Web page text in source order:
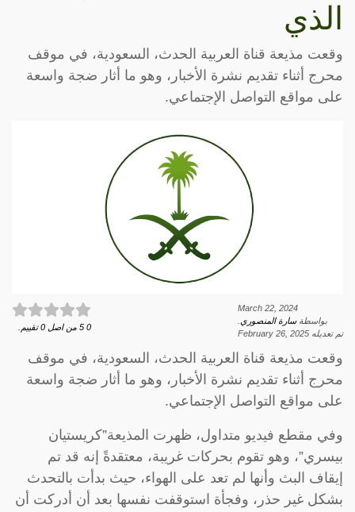
الذي
وقعت مذيعة قناة العربية الحدث، السعودية، في موقف
محرج أثناء تقديم نشرة الأخبار، وهو ما أثار ضجة واسعة
على مواقع التواصل الإجتماعي.
March 22, 2024
بواسطةسارة المنصوري
تم تعديله February 26, 2025
0
5 من اصل 0 تقييم.
وقعت مذيعة قناة العربية الحدث، السعودية، في موقف
محرج أثناء تقديم نشرة الأخبار، وهو ما أثار ضجة واسعة
على مواقع التواصل الإجتماعي.
وفي مقطع فيديو متداول، ظهرت المذيعة”كريستيان
بيسري”، وهو تقوم بحركات غريبة، معتقدةً إنه قد تم
إيقاف البث وأنها لم تعد على الهواء، حيث بدأت بالتحدث
بشكل غير حذر، وفجأة استوقفت نفسها بعد أن أدركت أن